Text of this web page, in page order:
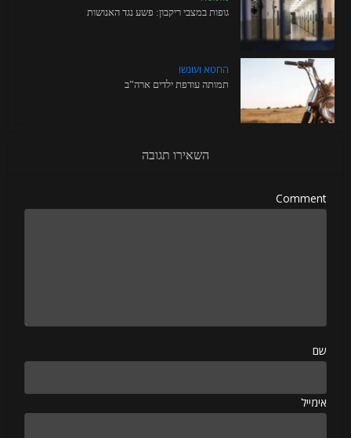
גופות במצבי ריקבון: פשע נגד האנושות
החטא ועונשו
תמותה עודפת ילדים ארה”ב
השאירו תגובה
Comment
שם
אימייל